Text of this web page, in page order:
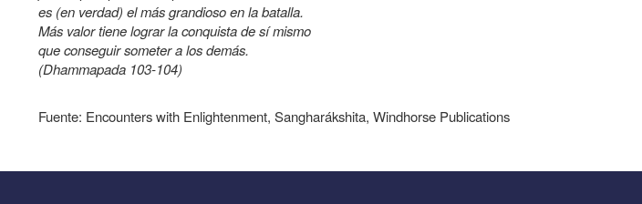
es (en verdad) el más grandioso en la batalla.
Más valor tiene lograr la conquista de sí mismo
que conseguir someter a los demás.
(Dhammapada 103-104)
Fuente: Encounters with Enlightenment, Sangharákshita, Windhorse Publications